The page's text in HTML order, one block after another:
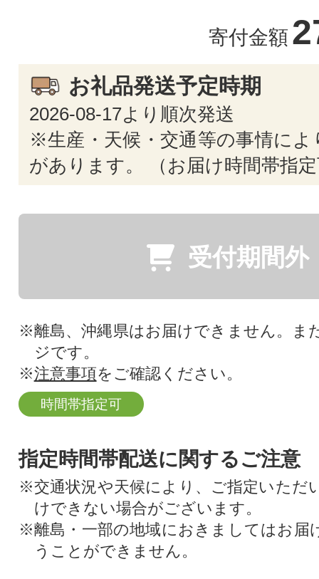
寄付金額
お礼品発送予定時期
2026-08-17より順次発送
※生産・天候・交通等の事情によ
があります。 （お届け時間帯指
受付期間外
※離島、沖縄県はお届けできません。ま
ジです。
※注意事項をご確認ください。
時間帯指定可
指定時間帯配送に関するご注意
※交通状況や天候により、ご指定いただ
けできない場合がございます。
※離島・一部の地域におきましてはお届
うことができません。